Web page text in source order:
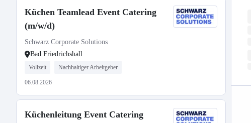
Küchen Teamlead Event Catering
(m/w/d)
Schwarz Corporate Solutions
Bad Friedrichshall
Vollzeit Nachhaltiger Arbeitgeber
06.08.2026
Küchenleitung Event Catering